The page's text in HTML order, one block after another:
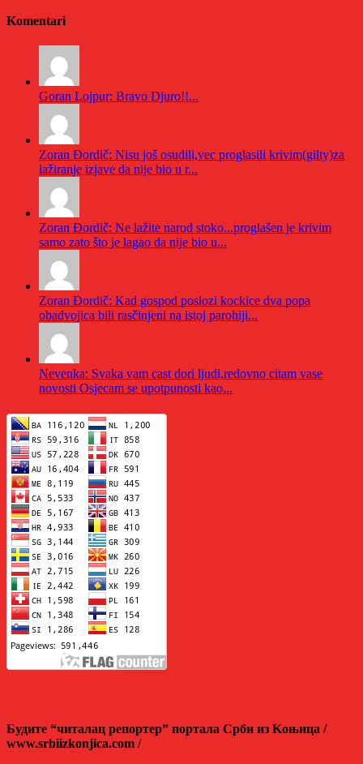
Komentari
Goran Lojpur: Bravo Djuro!!...
Zoran Đordič: Nisu još osudili,vec proglasili krivim(gilty)za
lažiranje izjave da nije bio u r...
Zoran Đordič: Ne lažite narod stoko...proglašen je krivim
samo zato što je lagao da nije bio u...
Zoran Đordič: Kad gospod poslozi kockice dva popa
obadvojica bili rasčinjeni na istoj parohiji...
Nevenka: Svaka vam cast dori ljudi,redovno citam vase
novosti Osjecam se upotpunosti kao...
Будите “читалац репортер” портала Срби из Kоњица /
www.srbiizkonjica.com /